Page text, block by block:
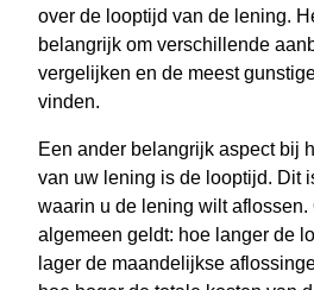
over de looptijd van de lening.
belangrijk om verschillende
vergelijken en de meest
vinden.
Een ander belangrijk aspect bij
van uw lening is de looptijd. Dit
waarin u de lening wilt aflossen.
algemeen geldt: hoe langer de
lager de maandelijkse